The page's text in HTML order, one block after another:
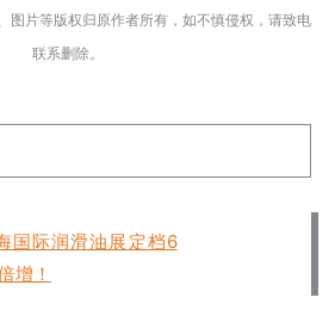
图片等版权归原作者所有，如不慎侵权，请致电
联系删除。
国际润滑油展定档6
增！